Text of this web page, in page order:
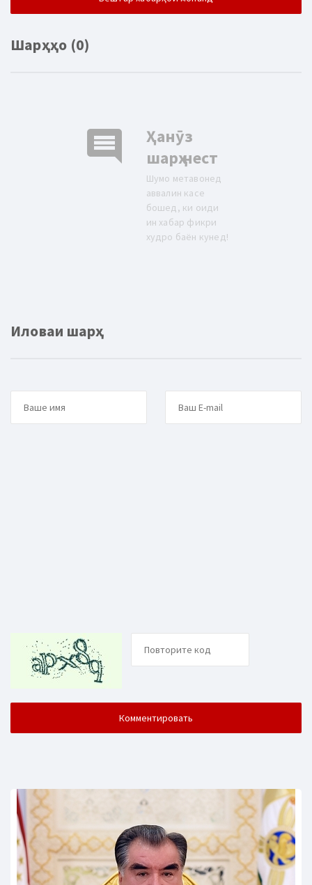
Шарҳҳо (0)
comment
Ҳанӯз
шарҳ нест
Шумо метавонед
аввалин касе
бошед, ки оиди
ин хабар фикри
худро баён кунед!
Иловаи шарҳ